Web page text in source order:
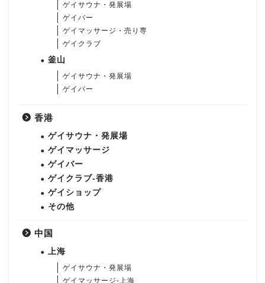
ゲイサウナ・発展場
ゲイバー
ゲイマッサージ・売り専
ゲイクラブ
釜山
ゲイサウナ・発展場
ゲイバー
香港
ゲイサウナ・発展場
ゲイマッサージ
ゲイバー
ゲイクラブ-香港
ゲイショップ
その他
中国
上海
ゲイサウナ・発展場
ゲイマッサージ-上海